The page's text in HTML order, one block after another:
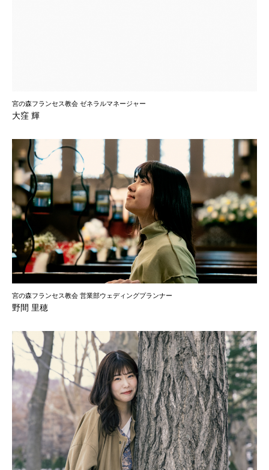
宮の森フランセス教会 ゼネラルマネージャー
大窪 輝
宮の森フランセス教会 営業部ウェディングプランナー
野間 里穂